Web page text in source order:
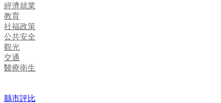
經濟就業
教育
社福政策
公共安全
觀光
交通
醫療衛生
縣市評比